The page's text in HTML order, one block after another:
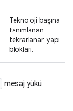
Teknoloji başına
tanımlanan
tekrarlanan yapı
blokları.
mesaj yükü